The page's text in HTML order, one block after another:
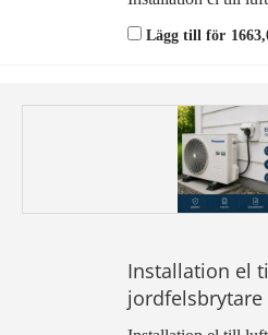
Lägg till för
Installation el
jordfelsbrytare